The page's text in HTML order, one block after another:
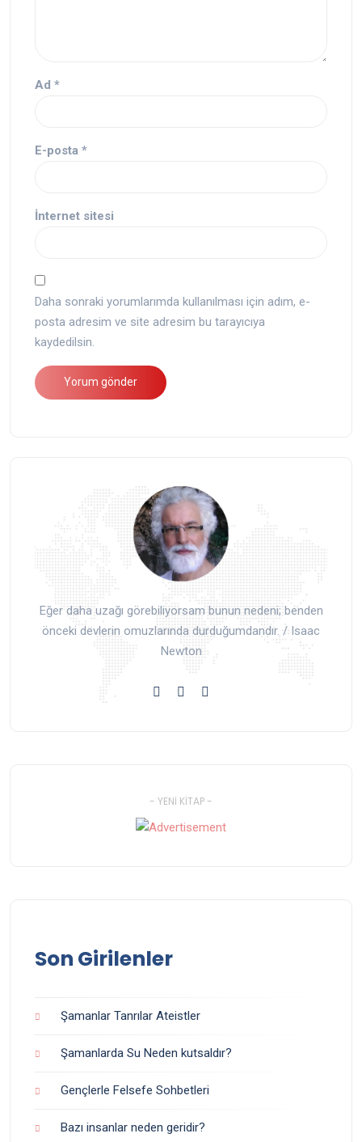
Ad *
E-posta *
İnternet sitesi
Daha sonraki yorumlarımda kullanılması için adım, e-
posta adresim ve site adresim bu tarayıcıya
kaydedilsin.
Eğer daha uzağı görebiliyorsam bunun nedeni; benden
önceki devlerin omuzlarında durduğumdandır. / Isaac
Newton
- YENI KITAP -
Son Girilenler
Şamanlar Tanrılar Ateistler
Şamanlarda Su Neden kutsaldır?
Gençlerle Felsefe Sohbetleri
Bazı insanlar neden geridir?